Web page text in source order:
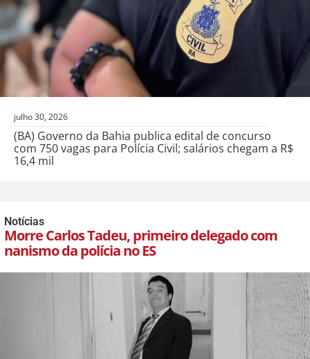
julho 30, 2026
(BA) Governo da Bahia publica edital de concurso
com 750 vagas para Polícia Civil; salários chegam a R$
16,4 mil
Notícias
Morre Carlos Tadeu, primeiro delegado com
nanismo da polícia no ES